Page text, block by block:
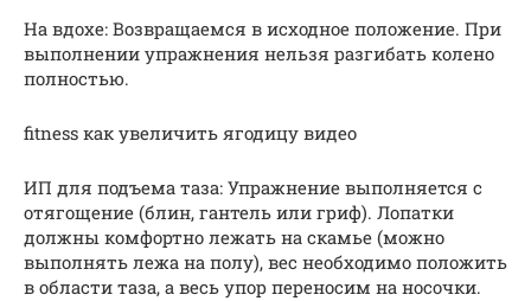
На вдохе: Возвращаемся в исходное положение. При
выполнении упражнения нельзя разгибать колено
полностью.
fitness как увеличить ягодицу видео
ИП для подъема таза: Упражнение выполняется с
отягощение (блин, гантель или гриф). Лопатки
должны комфортно лежать на скамье (можно
выполнять лежа на полу), вес необходимо положить
в области таза, а весь упор переносим на носочки.